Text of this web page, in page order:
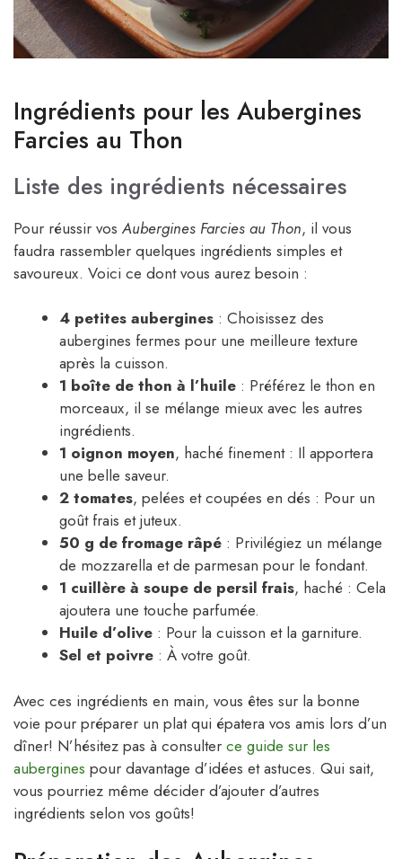
Ingrédients pour les Aubergines
Farcies au Thon
Liste des ingrédients nécessaires
Pour réussir vosAubergines Farcies au Thon, il vous
faudra rassembler quelques ingrédients simples et
savoureux. Voici ce dont vous aurez besoin :
4 petites aubergines : Choisissez des
aubergines fermes pour une meilleure texture
après la cuisson.
1 boîte de thon à l’huile : Préférez le thon en
morceaux, il se mélange mieux avec les autres
ingrédients.
1 oignon moyen, haché finement : Il apportera
une belle saveur.
2 tomates, pelées et coupées en dés : Pour un
goût frais et juteux.
50 g de fromage râpé : Privilégiez un mélange
de mozzarella et de parmesan pour le fondant.
1 cuillère à soupe de persil frais, haché : Cela
ajoutera une touche parfumée.
Huile d’olive : Pour la cuisson et la garniture.
Sel et poivre : À votre goût.
Avec ces ingrédients en main, vous êtes sur la bonne
voie pour préparer un plat qui épatera vos amis lors d’un
dîner! N’hésitez pas à consulter ce guide sur les
aubergines pour davantage d’idées et astuces. Qui sait,
vous pourriez même décider d’ajouter d’autres
ingrédients selon vos goûts!